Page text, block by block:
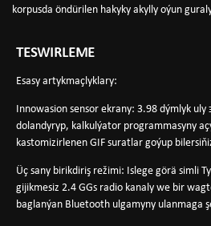
korpusda öndürilen hakyky akylly oýun
TESWIRLEME
Esasy artykmaçlyklary:
Innowasion sensor ekrany: 3.98 dýmlyk uly
dolandyryp, kalkulýator programmasyny
kastomizirlenen GIF suratlar goýup
Üç sany birikdiriş režimi: Islege görä simli
gijikmesiz 2.4 GGs radio kanaly we bir
baglanýan Bluetooth ulgamyny ulanmaga